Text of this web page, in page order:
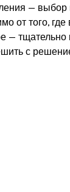
— выбор
от того,
—
с